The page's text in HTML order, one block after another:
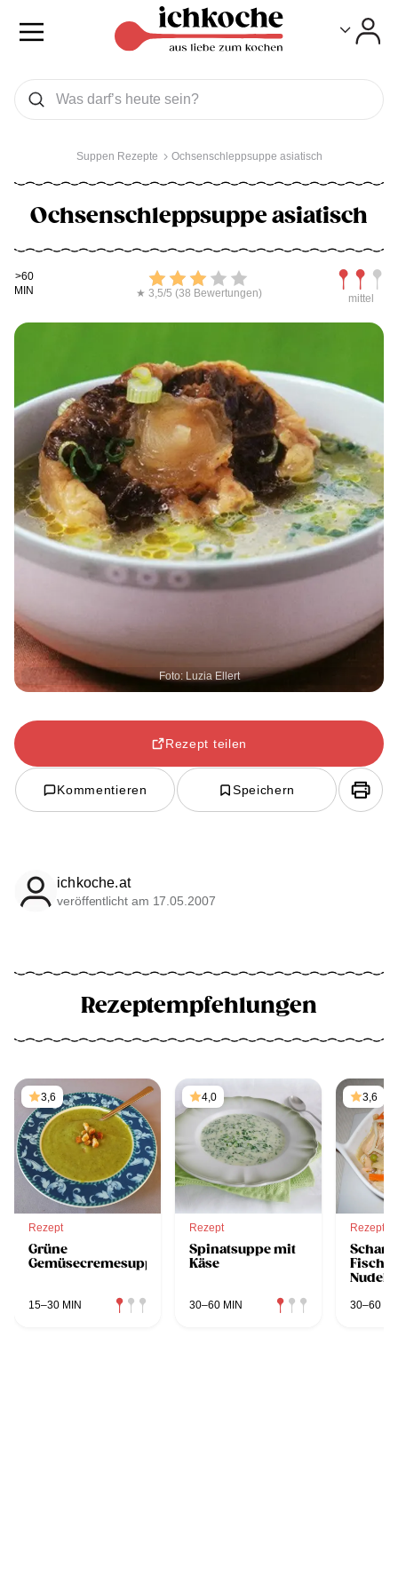
Was wollen Sie suchen
Suchen
Suppen Rezepte Ochsenschleppsuppe asiatisch
Ochsenschleppsuppe asiatisch
Kochdauer
>60
MIN
Bewerten
★ 3,5/5 (38 Bewertungen) mittel
Foto: Luzia Ellert
Rezept teilen
Kommentieren Speichern
ichkoche.at
veröffentlicht am 17.05.2007
Rezeptempfehlungen
3,6
Rezept
Grüne
Gemüsecremesuppe
15–30 MIN
4,0
Rezept
Spinatsuppe mit
Käse
30–60 MIN
3,6
Rezept
Scharfe
Nudeln
30–60